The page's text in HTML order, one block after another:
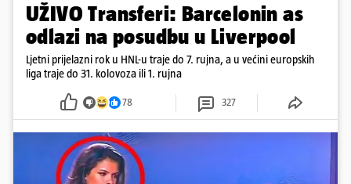
UŽIVO Transferi: Barcelonin as
odlazi na posudbu u Liverpool
Ljetni prijelazni rok u HNL-u traje do 7. rujna, a u većini europskih
liga traje do 31. kolovoza ili 1. rujna
78 327